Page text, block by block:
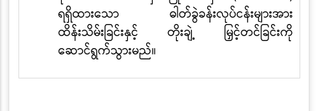
ရရှိထားသော ဓါတ်ခွဲခန်းလုပ်ငန်းများအား
ထိန်းသိမ်းခြင်းနှင့် တိုးချဲ့ မြှင့်တင်ခြင်းကို
ဆောင်ရွက်သွားမည်။